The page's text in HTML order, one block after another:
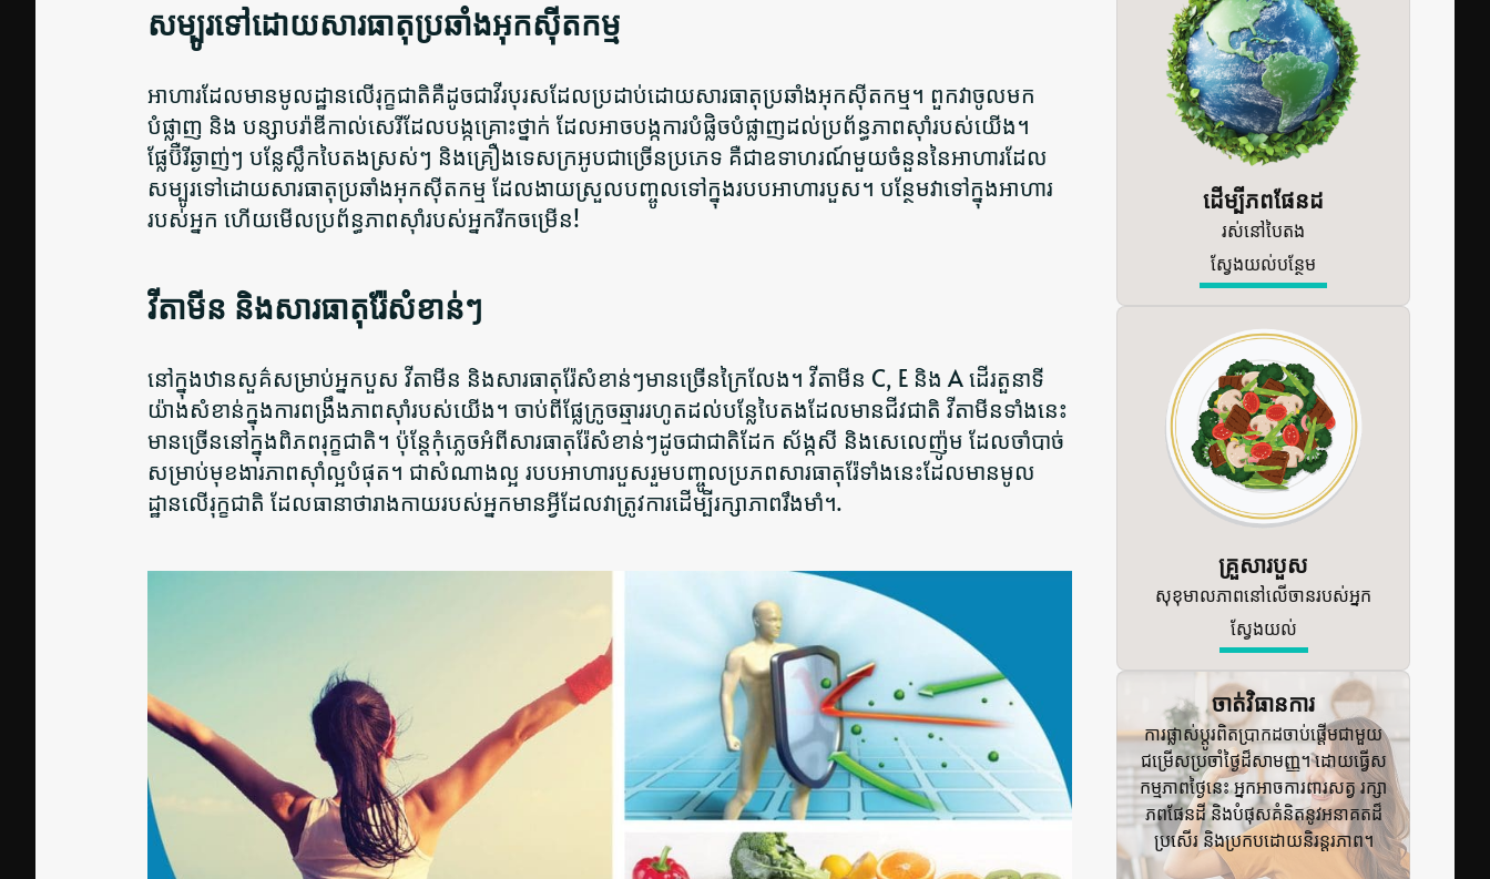
សម្បូរទៅដោយសារធាតុប្រឆាំងអុកស៊ីតកម្ម
អាហារដែលមានមូលដ្ឋានលើរុក្ខជាតិគឺដូចជាវីរបុរសដែលប្រដាប់ដោយសារធាតុប្រឆាំងអុកស៊ីតកម្ម។ ពួកវាចូលមក
បំផ្លាញ និង បន្សាបរ៉ាឌីកាល់សេរីដែលបង្កគ្រោះថ្នាក់ ដែលអាចបង្កការបំផ្លិចបំផ្លាញដល់ប្រព័ន្ធភាពស៊ាំរបស់យើង។
ផ្លែប៊ឺរីឆ្ងាញ់ៗ បន្លែស្លឹកបៃតងស្រស់ៗ និងគ្រឿងទេសក្រអូបជាច្រើនប្រភេទ គឺជាឧទាហរណ៍មួយចំនួននៃអាហារដែល
សម្បូរទៅដោយសារធាតុប្រឆាំងអុកស៊ីតកម្ម ដែលងាយស្រួលបញ្ចូលទៅក្នុងរបបអាហារបួស។ បន្ថែមវាទៅក្នុងអាហារ
របស់អ្នក ហើយមើលប្រព័ន្ធភាពស៊ាំរបស់អ្នករីកចម្រើន!
វីតាមីន និងសារធាតុរ៉ែសំខាន់ៗ
នៅក្នុងឋានសួគ៌សម្រាប់អ្នកបួស វីតាមីន និងសារធាតុរ៉ែសំខាន់ៗមានច្រើនក្រៃលែង។ វីតាមីន C, E និង A ដើរតួនាទី
យ៉ាងសំខាន់ក្នុងការពង្រឹងភាពស៊ាំរបស់យើង។ ចាប់ពីផ្លែក្រូចឆ្មាររហូតដល់បន្លែបៃតងដែលមានជីវជាតិ វីតាមីនទាំងនេះ
មានច្រើននៅក្នុងពិភពរុក្ខជាតិ។ ប៉ុន្តែកុំភ្លេចអំពីសារធាតុរ៉ែសំខាន់ៗដូចជាជាតិដែក ស័ង្កសី និងសេលេញ៉ូម ដែលចាំបាច់
សម្រាប់មុខងារភាពស៊ាំល្អបំផុត។ ជាសំណាងល្អ របបអាហារបួសរួមបញ្ចូលប្រភពសារធាតុរ៉ែទាំងនេះដែលមានមូល
ដ្ឋានលើរុក្ខជាតិ ដែលធានាថារាងកាយរបស់អ្នកមានអ្វីដែលវាត្រូវការដើម្បីរក្សាភាពរឹងមាំ។.
ដើម្បីភពផែនដ
រស់នៅបៃតង
ស្វែងយល់បន្ថែម
គ្រួសារបួស
សុខុមាលភាពនៅលើចានរបស់អ្នក
ស្វែងយល់
ចាត់វិធានការ
ការផ្លាស់ប្តូរពិតប្រាកដចាប់ផ្តើមជាមួយ
ជម្រើសប្រចាំថ្ងៃដ៏សាមញ្ញ។ ដោយធ្វើស
កម្មភាពថ្ងៃនេះ អ្នកអាចការពារសត្វ រក្សា
ភពផែនដី និងបំផុសគំនិតនូវអនាគតដ៏
ប្រសើរ និងប្រកបដោយនិរន្តរភាព។